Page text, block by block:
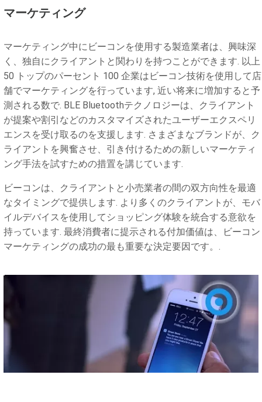
マーケティング
マーケティング中にビーコンを使用する製造業者は、興味深
く、独自にクライアントと関わりを持つことができます. 以上
50 トップのパーセント 100 企業はビーコン技術を使用して店
舗でマーケティングを行っています, 近い将来に増加すると予
測される数で. BLE Bluetoothテクノロジーは、クライアント
が提案や割引などのカスタマイズされたユーザーエクスペリ
エンスを受け取るのを支援します. さまざまなブランドが、ク
ライアントを興奮させ、引き付けるための新しいマーケティ
ング手法を試すための措置を講じています.
ビーコンは、クライアントと小売業者の間の双方向性を最適
なタイミングで提供します. より多くのクライアントが、モバ
イルデバイスを使用してショッピング体験を統合する意欲を
持っています. 最終消費者に提示される付加価値は、ビーコン
マーケティングの成功の最も重要な決定要因です。.